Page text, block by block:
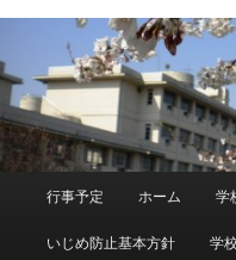
移
動
動
行事予定 ホーム 学
いじめ防止基本方針 学